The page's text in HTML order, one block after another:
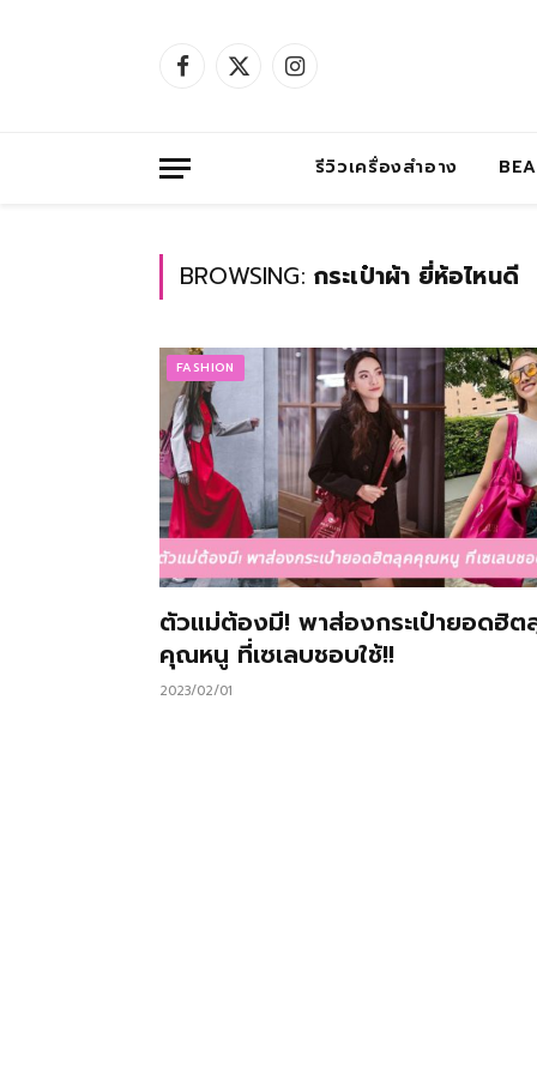
Facebook
X
Instagram
รีวิวเครื่องสำอาง
BROWSING: กระเป๋าผ้า ยี่ห้อไหนดี
FASHION
ตัวแม่ต้องมี! พาส่องกระเป๋ายอดฮิต
คุณหนู ที่เซเลบชอบใช้!!
2023/02/01